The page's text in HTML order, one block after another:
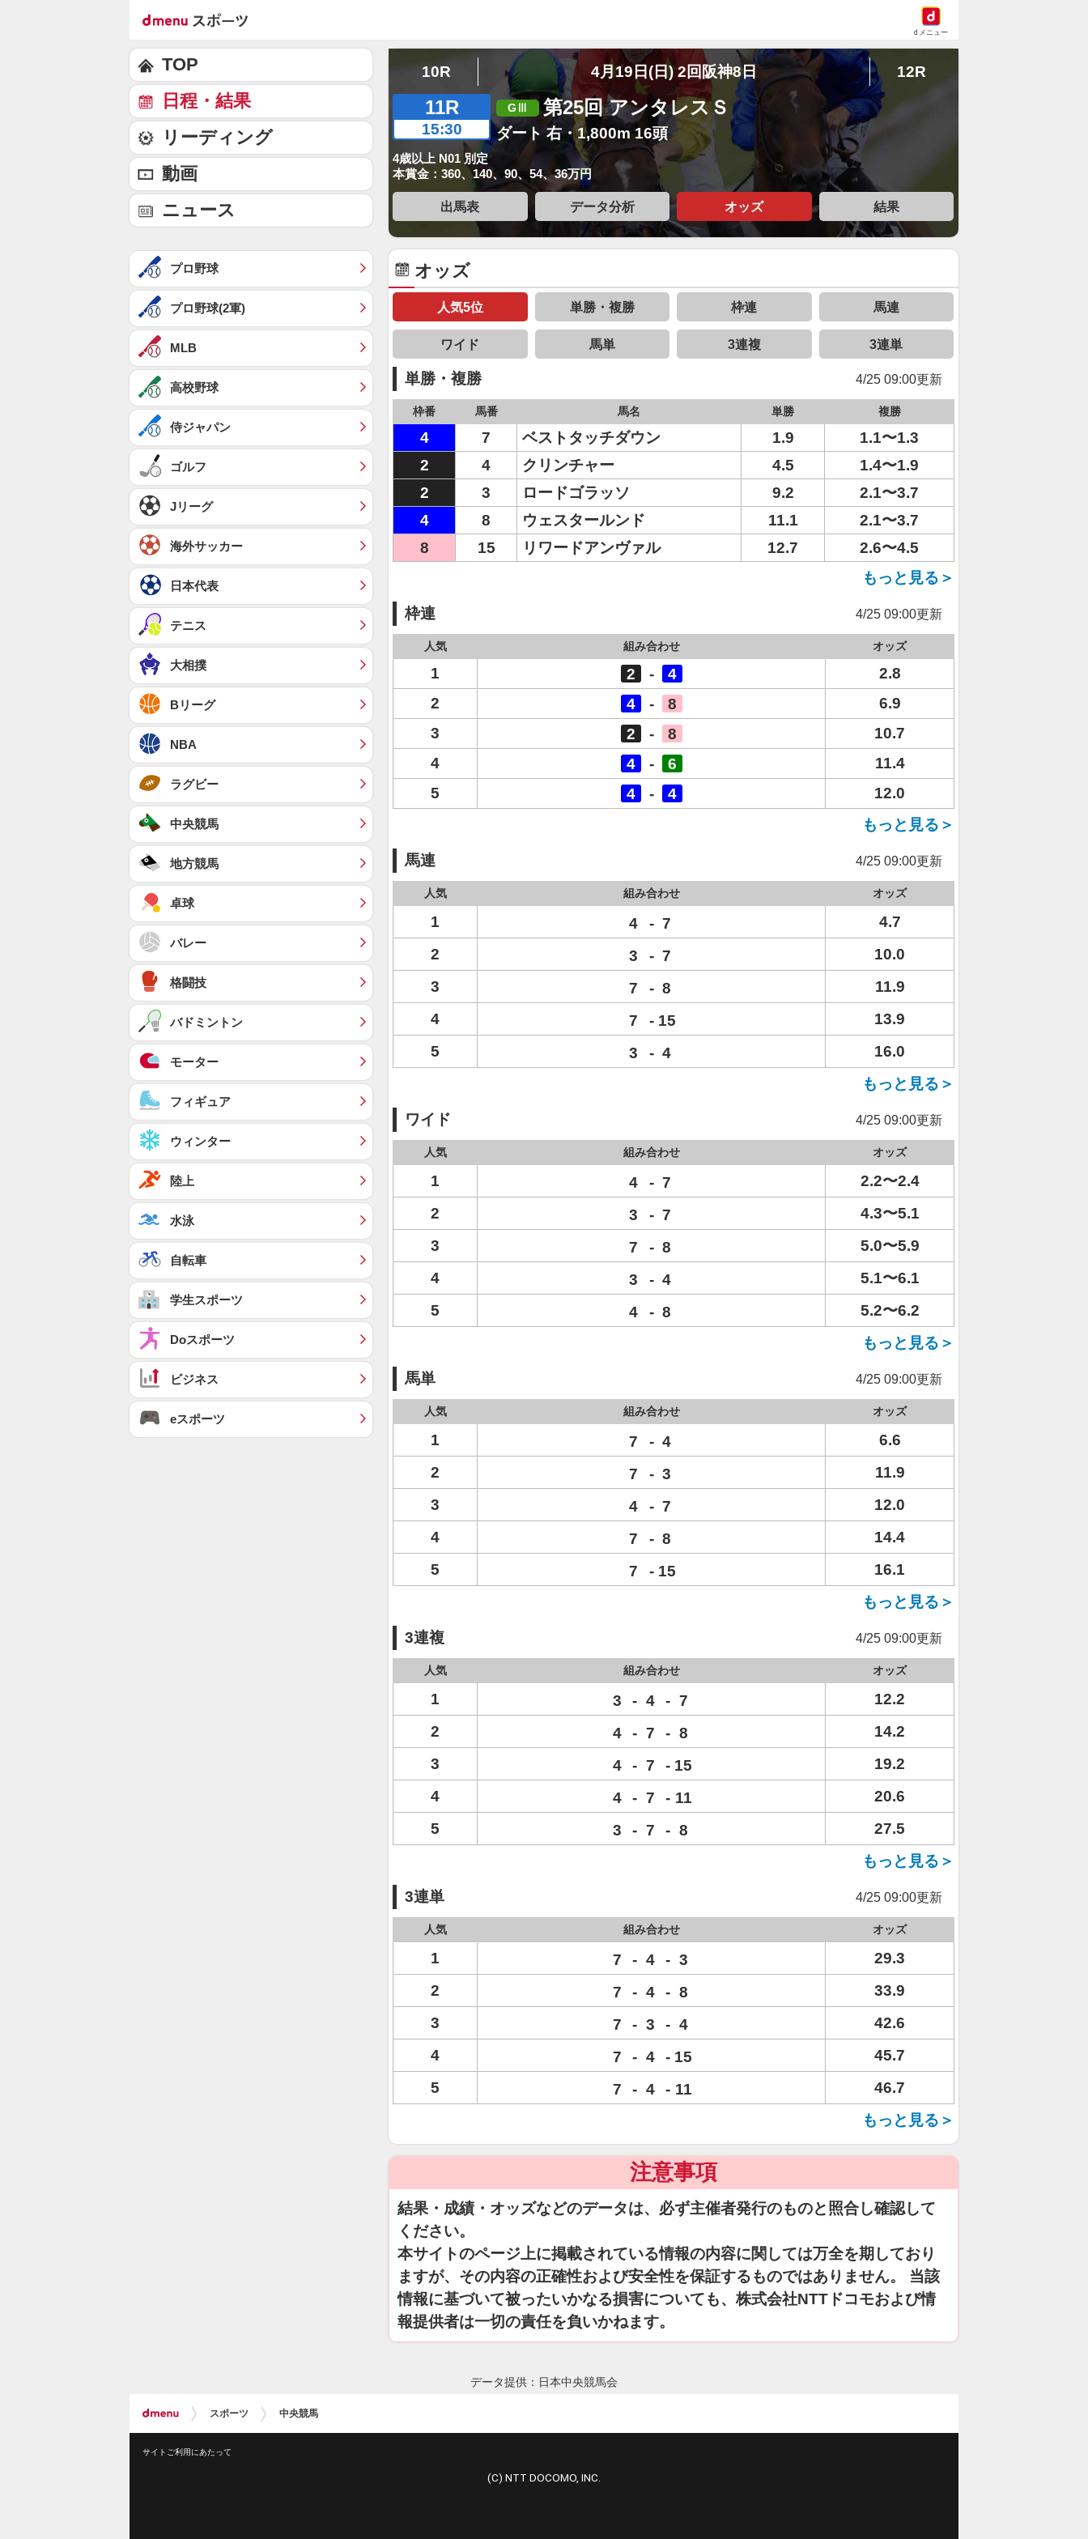
dメニュー
10R 4月19日(日) 2回阪神8日 12R
11R
15:30
第25回 アンタレスＳ
ダート 右・1,800m 16頭
4歳以上 N01 別定
本賞金：360、140、90、54、36万円
出馬表 データ分析 オッズ 結果
オッズ
人気5位 単勝・複勝 枠連 馬連
ワイド 馬単 3連複 3連単
単勝・複勝 4/25 09:00更新
枠番 馬番 馬名 単勝 複勝
4 7 ベストタッチダウン 1.9
1.1〜1.3
2
4 クリンチャー 4.5
1.4〜1.9
2
3 ロードゴラッソ 9.2
2.1〜3.7
4
8 ウェスタールンド 11.1
2.1〜3.7
8
15 リワードアンヴァル 12.7
2.6〜4.5
もっと見る＞
枠連 4/25 09:00更新
人気 組み合わせ オッズ
1 2 - 4
2.8
2
4 - 8
6.9
3
2 - 8
10.7
4
4 - 6
11.4
5
4 - 4
12.0
もっと見る＞
馬連 4/25 09:00更新
人気 組み合わせ オッズ
1 4 - 7
4.7
2
3 - 7
10.0
3
7 - 8
11.9
4
7 - 15
13.9
5
3 - 4
16.0
もっと見る＞
ワイド 4/25 09:00更新
人気 組み合わせ オッズ
1 4 - 7
2.2〜2.4
2
3 - 7
4.3〜5.1
3
7 - 8
5.0〜5.9
4
3 - 4
5.1〜6.1
5
4 - 8
5.2〜6.2
もっと見る＞
馬単 4/25 09:00更新
人気 組み合わせ オッズ
1 7 - 4
6.6
2
7 - 3
11.9
3
4 - 7
12.0
4
7 - 8
14.4
5
7 - 15
16.1
もっと見る＞
3連複 4/25 09:00更新
人気 組み合わせ オッズ
1 3 - 4 - 7
12.2
2
4 - 7 - 8
14.2
3
4 - 7 - 15
19.2
4
4 - 7 - 11
20.6
5
3 - 7 - 8
27.5
もっと見る＞
3連単 4/25 09:00更新
人気 組み合わせ オッズ
1 7 - 4 - 3
29.3
2
7 - 4 - 8
33.9
3
7 - 3 - 4
42.6
4
7 - 4 - 15
45.7
5
7 - 4 - 11
46.7
もっと見る＞
注意事項
結果・成績・オッズなどのデータは、必ず主催者発行のものと照合し確認して
ください。
本サイトのページ上に掲載されている情報の内容に関しては万全を期しており
ますが、その内容の正確性および安全性を保証するものではありません。 当該
情報に基づいて被ったいかなる損害についても、株式会社NTTドコモおよび情
報提供者は一切の責任を負いかねます。
TOP
日程・結果
リーディング
動画
ニュース
プロ野球
プロ野球(2軍)
MLB
高校野球
侍ジャパン
ゴルフ
Jリーグ
海外サッカー
日本代表
テニス
大相撲
Bリーグ
NBA
ラグビー
中央競馬
地方競馬
卓球
バレー
格闘技
バドミントン
モーター
フィギュア
ウィンター
陸上
水泳
自転車
学生スポーツ
Doスポーツ
ビジネス
eスポーツ
データ提供：日本中央競馬会
スポーツ 中央競馬
サイトご利用にあたって
(C) NTT DOCOMO, INC.